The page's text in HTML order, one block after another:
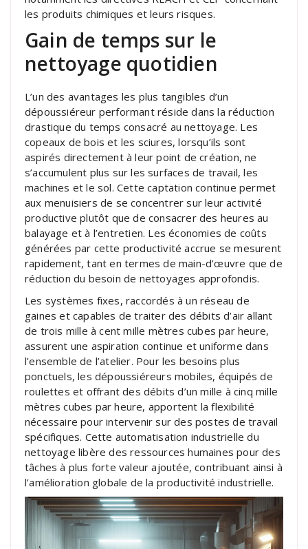
les produits chimiques et leurs risques.
Gain de temps sur le
nettoyage quotidien
L’un des avantages les plus tangibles d’un
dépoussiéreur performant réside dans la réduction
drastique du temps consacré au nettoyage. Les
copeaux de bois et les sciures, lorsqu’ils sont
aspirés directement à leur point de création, ne
s’accumulent plus sur les surfaces de travail, les
machines et le sol. Cette captation continue permet
aux menuisiers de se concentrer sur leur activité
productive plutôt que de consacrer des heures au
balayage et à l’entretien. Les économies de coûts
générées par cette productivité accrue se mesurent
rapidement, tant en termes de main-d’œuvre que de
réduction du besoin de nettoyages approfondis.
Les systèmes fixes, raccordés à un réseau de
gaines et capables de traiter des débits d’air allant
de trois mille à cent mille mètres cubes par heure,
assurent une aspiration continue et uniforme dans
l’ensemble de l’atelier. Pour les besoins plus
ponctuels, les dépoussiéreurs mobiles, équipés de
roulettes et offrant des débits d’un mille à cinq mille
mètres cubes par heure, apportent la flexibilité
nécessaire pour intervenir sur des postes de travail
spécifiques. Cette automatisation industrielle du
nettoyage libère des ressources humaines pour des
tâches à plus forte valeur ajoutée, contribuant ainsi à
l’amélioration globale de la productivité industrielle.